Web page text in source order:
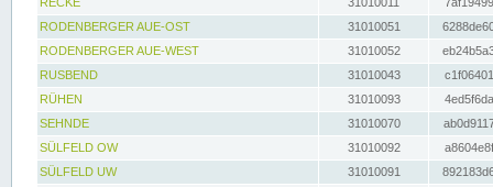
RODENBERGER AUE-OST
31010051
RODENBERGER AUE-WEST
31010052
RUSBEND
31010043
RÜHEN
31010093
SEHNDE
31010070
SÜLFELD OW
31010092
SÜLFELD UW
31010091